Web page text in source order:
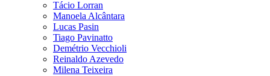
Tácio Lorran
Manoela Alcântara
Lucas Pasin
Tiago Pavinatto
Demétrio Vecchioli
Reinaldo Azevedo
Milena Teixeira